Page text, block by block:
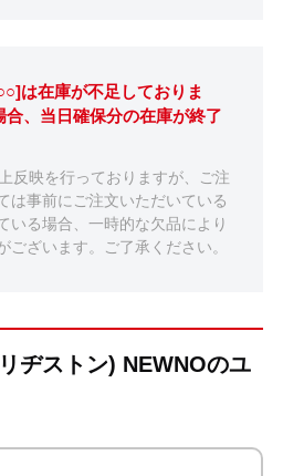
は在庫が不足しておりま
、当日確保分の在庫が終了
反映を行っておりますが、ご注
は事前にご注文いただいている
いる場合、一時的な欠品により
ございます。ご了承ください。
ヂストン) NEWNOのユ